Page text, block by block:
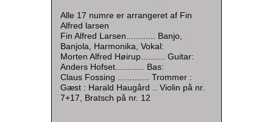
Alle 17 numre er arrangeret af Fin
Alfred larsen
Fin Alfred Larsen............ Banjo,
Banjola, Harmonika, Vokal:
Morten Alfred Høirup.......... Guitar:
Anders Hofset............ Bas:
Claus Fossing ............. Trommer :
Gæst : Harald Haugård .. Violin på nr.
7+17, Bratsch på nr. 12